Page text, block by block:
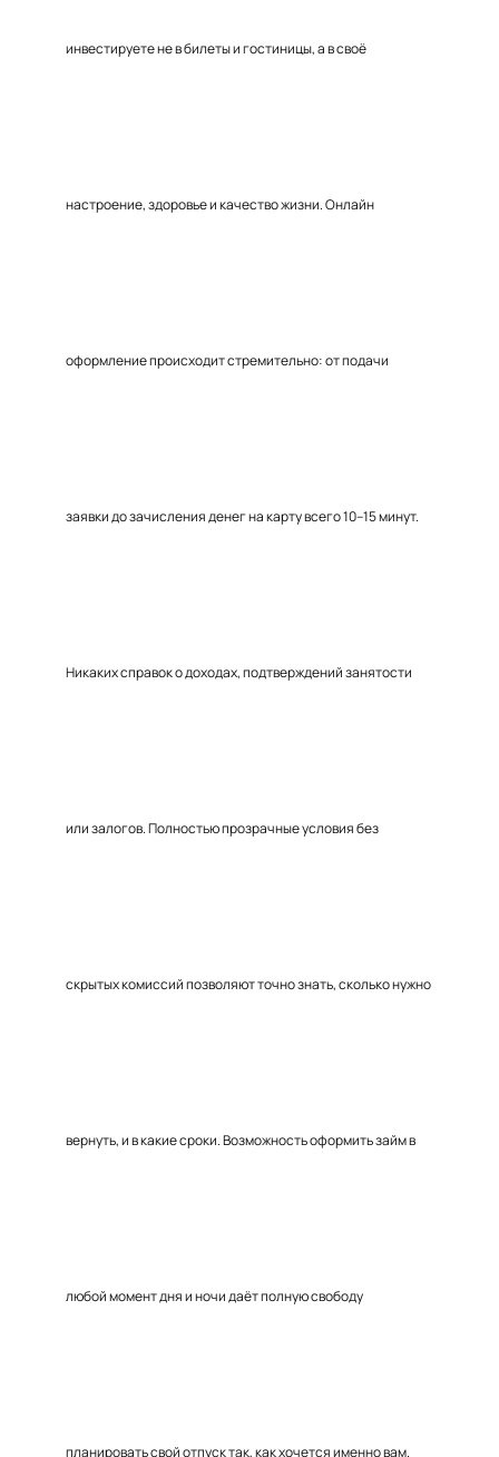
инвестируете не в билеты и гостиницы, а в своё
настроение, здоровье и качество жизни. Онлайн
оформление происходит стремительно: от подачи
заявки до зачисления денег на карту всего 10–15 минут.
Никаких справок о доходах, подтверждений занятости
или залогов. Полностью прозрачные условия без
скрытых комиссий позволяют точно знать, сколько нужно
вернуть, и в какие сроки. Возможность оформить займ в
любой момент дня и ночи даёт полную свободу
планировать свой отпуск так, как хочется именно вам.